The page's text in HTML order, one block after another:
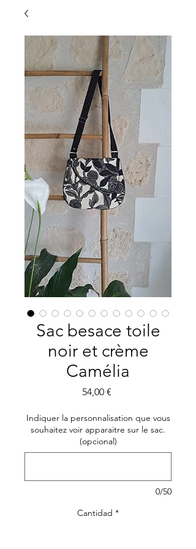
Sac besace toile
noir et crème
Camélia
54,00 €Precio
Indiquer la personnalisation que vous
souhaitez voir apparaitre sur le sac.
(opcional)
0/50
Cantidad *